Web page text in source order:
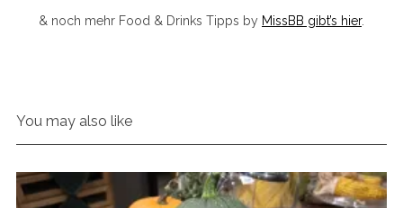
& noch mehr Food & Drinks Tipps by MissBB gibt’s hier.
You may also like